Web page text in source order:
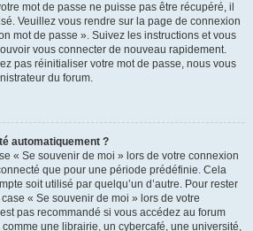
mot de passe ne puisse pas être récupéré, il
Veuillez vous rendre sur la page de connexion
mot de passe ». Suivez les instructions et vous
vous connecter de nouveau rapidement.
pas réinitialiser votre mot de passe, nous vous
du forum.
automatiquement ?
« Se souvenir de moi » lors de votre connexion
que pour une période prédéfinie. Cela
soit utilisé par quelqu’un d’autre. Pour rester
« Se souvenir de moi » lors de votre
pas recommandé si vous accédez au forum
une librairie, un cybercafé, une université,